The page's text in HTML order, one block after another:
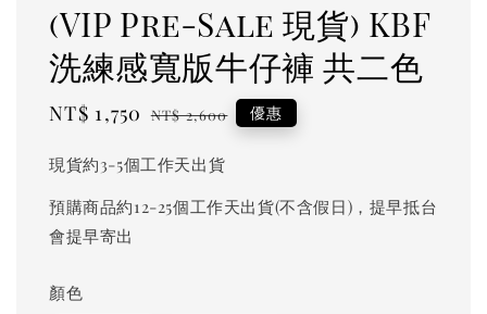
(VIP Pre-Sale 現貨) KBF
洗練感寬版牛仔褲 共二色
Sale
NT$ 1,750 Regular
NT$ 2,600 優惠
現貨約3-5個工作天出貨
預購商品約12-25個工作天出貨(不含假日)，提早抵台
會提早寄出
顏色